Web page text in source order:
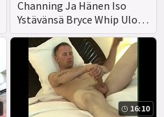
Channing Ja Hänen Iso
Ystävänsä Bryce Whip Ulos
Iso Kullit Varten Mako Vittu
KOLMISTAAN
ISO PERSE
MMF
16:10